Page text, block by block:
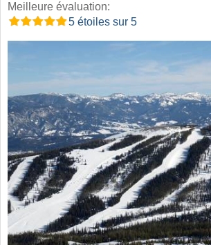
Meilleure évaluation:
5 étoiles sur 5